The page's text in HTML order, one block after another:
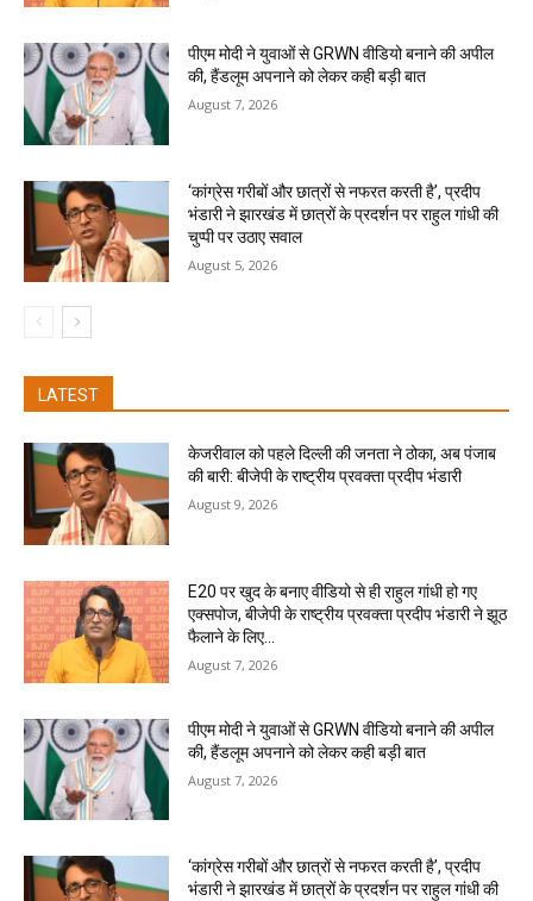
पीएम मोदी ने युवाओं से GRWN वीडियो बनाने की अपील
की, हैंडलूम अपनाने को लेकर कही बड़ी बात
August 7, 2026
‘कांग्रेस गरीबों और छात्रों से नफरत करती है’, प्रदीप
भंडारी ने झारखंड में छात्रों के प्रदर्शन पर राहुल गांधी की
चुप्पी पर उठाए सवाल
August 5, 2026
LATEST
केजरीवाल को पहले दिल्ली की जनता ने ठोका, अब पंजाब
की बारी: बीजेपी के राष्ट्रीय प्रवक्ता प्रदीप भंडारी
August 9, 2026
E20 पर खुद के बनाए वीडियो से ही राहुल गांधी हो गए
एक्सपोज, बीजेपी के राष्ट्रीय प्रवक्ता प्रदीप भंडारी ने झूठ
फैलाने के लिए...
August 7, 2026
पीएम मोदी ने युवाओं से GRWN वीडियो बनाने की अपील
की, हैंडलूम अपनाने को लेकर कही बड़ी बात
August 7, 2026
‘कांग्रेस गरीबों और छात्रों से नफरत करती है’, प्रदीप
भंडारी ने झारखंड में छात्रों के प्रदर्शन पर राहुल गांधी की